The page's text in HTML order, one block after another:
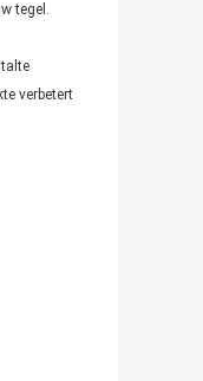
tegel.
verbetert